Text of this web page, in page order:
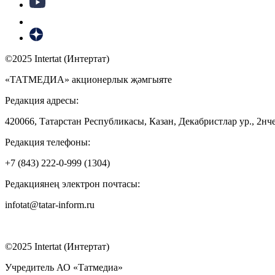
©2025 Intertat (Интертат)
«ТАТМЕДИА» акционерлык җәмгыяте
Редакция адресы:
420066, Татарстан Республикасы, Казан, Декабристлар ур.,
Редакция телефоны:
+7 (843) 222-0-999 (1304)
Редакциянең электрон почтасы:
infotat@tatar-inform.ru
©2025 Intertat (Интертат)
Учредитель АО «Татмедиа»